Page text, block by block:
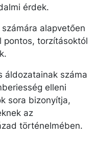
érdek.
alapvetően
pontos, torzításoktól
áldozatainak száma
elleni
sora bizonyítja,
az
történelmében.